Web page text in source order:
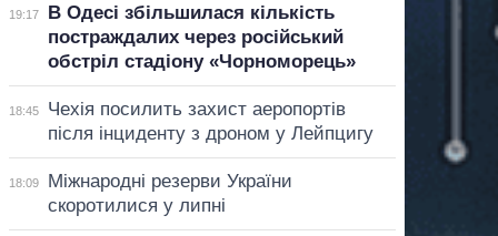
19:17
В Одесі збільшилася кількість
постраждалих через російський
обстріл стадіону «Чорноморець»
18:45
Чехія посилить захист аеропортів
після інциденту з дроном у Лейпцигу
18:09
Міжнародні резерви України
скоротилися у липні